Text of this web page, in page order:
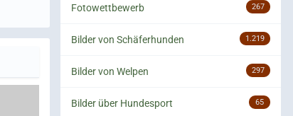
Fotowettbewerb 267
Bilder von Schäferhunden 1.219
Bilder von Welpen 297
Bilder über Hundesport 65